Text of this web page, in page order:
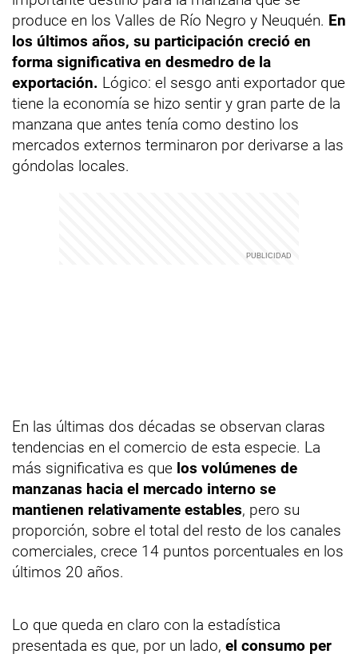
produce en los Valles de Río Negro y Neuquén. En
los últimos años, su participación creció en
forma significativa en desmedro de la
exportación. Lógico: el sesgo anti exportador que
tiene la economía se hizo sentir y gran parte de la
manzana que antes tenía como destino los
mercados externos terminaron por derivarse a las
góndolas locales.
En las últimas dos décadas se observan claras
tendencias en el comercio de esta especie. La
más significativa es que los volúmenes de
manzanas hacia el mercado interno se
mantienen relativamente estables, pero su
proporción, sobre el total del resto de los canales
comerciales, crece 14 puntos porcentuales en los
últimos 20 años.
Lo que queda en claro con la estadística
presentada es que, por un lado, el consumo per